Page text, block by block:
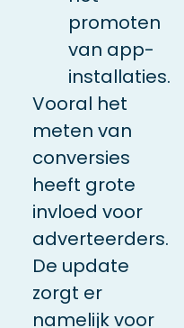
promoten
van app-
installaties.
Vooral het
meten van
conversies
heeft grote
invloed voor
adverteerders.
De update
zorgt er
namelijk voor